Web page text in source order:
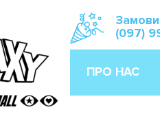
ПРО НАС
(097)